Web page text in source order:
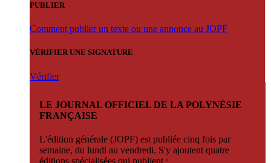
PUBLIER
Comment publier un texte ou une annonce au JOPF
VÉRIFIER UNE SIGNATURE
Vérifier
LE JOURNAL OFFICIEL DE LA POLYNÉSIE
FRANÇAISE
L'édition générale (JOPF) est publiée cinq fois par
semaine, du lundi au vendredi. S'y ajoutent quatre